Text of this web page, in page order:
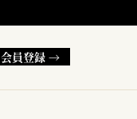
会員登録 →